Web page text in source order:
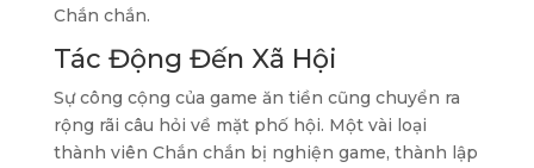
Chắn chắn.
Tác Động Đến Xã Hội
Sự công cộng của game ăn tiền cũng chuyển ra
rộng rãi câu hỏi về mặt phố hội. Một vài loại
thành viên Chắn chắn bị nghiện game, thành lập